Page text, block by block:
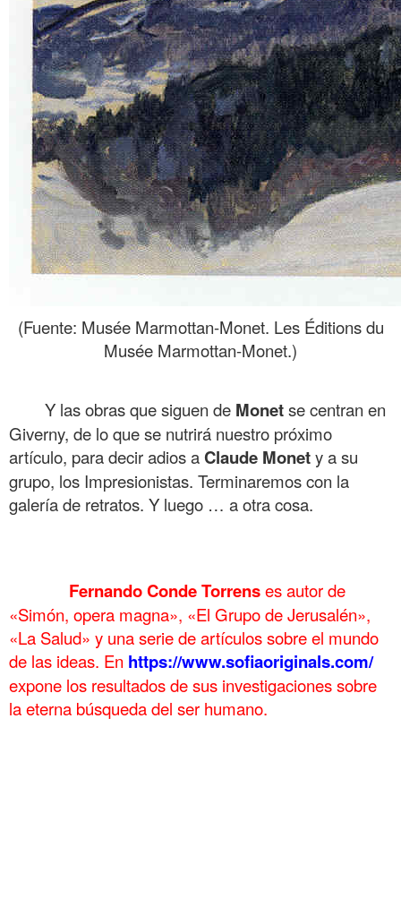
(Fuente: Musée Marmottan-Monet. Les Éditions du
Musée Marmottan-Monet.)
Y las obras que siguen de Monetse centran en
Giverny, de lo que se nutrirá nuestro próximo
artículo, para decir adios aClaude Monety a su
grupo, los Impresionistas. Terminaremos con la
galería de retratos. Y luego … a otra cosa.
Fernando Conde Torrenses autor de
«Simón, opera magna», «El Grupo de Jerusalén»,
«La Salud» y una serie de artículos sobre el mundo
de las ideas. En https://www.sofiaoriginals.com/
expone los resultados de sus investigaciones sobre
la eterna búsqueda del ser humano.